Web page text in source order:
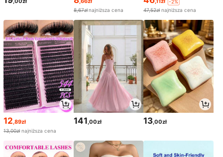
8,67złnajniższa cena
-2%
47,52zł najniższa cena
12,89zł
13,00zł najniższa cena
141,00zł 13,00zł